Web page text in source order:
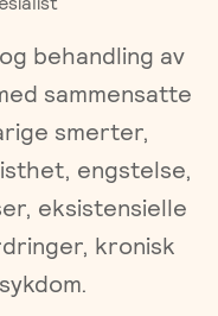
behandling av
sammensatte
smerter,
engstelse,
eksistensielle
kronisk